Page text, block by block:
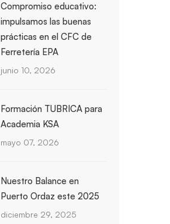
Compromiso educativo:
impulsamos las buenas
prácticas en el CFC de
Ferretería EPA
junio 10, 2026
Formación TUBRICA para
Academia KSA
mayo 07, 2026
Nuestro Balance en
Puerto Ordaz este 2025
diciembre 29, 2025